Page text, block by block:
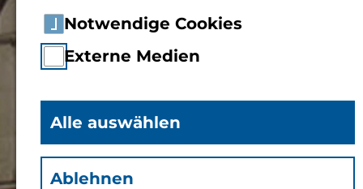
Notwendige Cookies
Externe Medien
Alle auswählen
Ablehnen